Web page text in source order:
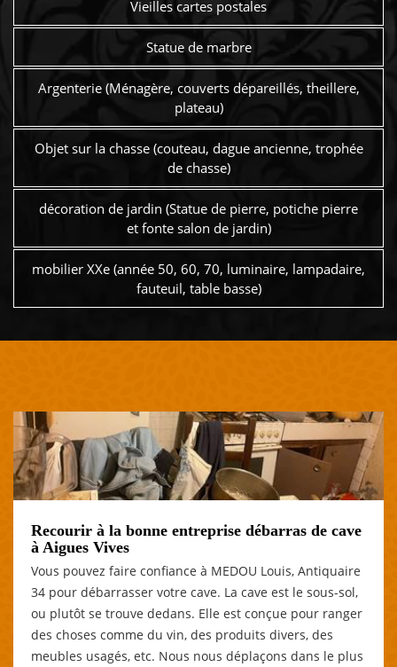
Vieilles cartes postales
Statue de marbre
Argenterie (Ménagère, couverts dépareillés, theillere,
plateau)
Objet sur la chasse (couteau, dague ancienne, trophée
de chasse)
décoration de jardin (Statue de pierre, potiche pierre
et fonte salon de jardin)
mobilier XXe (année 50, 60, 70, luminaire, lampadaire,
fauteuil, table basse)
Recourir à la bonne entreprise débarras de cave
à Aigues Vives
Vous pouvez faire confiance à MEDOU Louis, Antiquaire
34 pour débarrasser votre cave. La cave est le sous-sol,
ou plutôt se trouve dedans. Elle est conçue pour ranger
des choses comme du vin, des produits divers, des
meubles usagés, etc. Nous nous déplaçons dans le plus